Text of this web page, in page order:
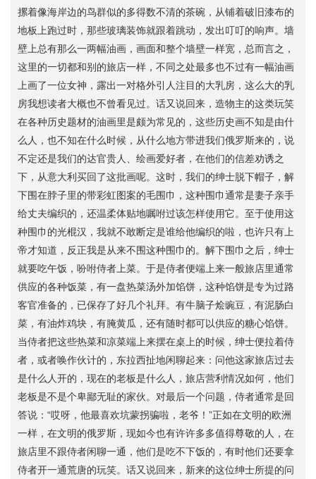
摞着像海岸边的鸟群似的多得数不清的茶碗，从铺着破旧漆布的
地板上跑过时，那些玻璃装饰就跟着跳动，发出叮叮的响声。墙
壁上总有那么一两幅油画，画面和整个墙壁一样宽，总而言之，
这里的一切都和别的旅店一样，不同之处最多也不过有一幅油画
上画了一位女神，露出一对格外引人注目的大乳房，这么大的乳
房我想读者大概也不曾看见过。话又说回来，造物主的这类玩笑
在各种历史题材的油画里是颇为常见的，这些历史画不知是由什
么人，也不知在什么时候，从什么地方带进我们俄罗斯来的，说
不定还是我们的达官贵人、绘画爱好者，在他们的信差劝诱之
下，从意大利买回了这批画呢。这时，我们的绅士脱下帽子，解
下围在脖子里的带彩虹图案的毛围巾，这种围巾通常是妻子亲手
给丈夫编织的，还温柔体贴地嘱咐过该怎样使用它。至于使用这
种围巾的光棍汉，我就不敢断定是谁给他编织的啦，也许只有上
帝才知道，反正我是从来不围这种围巾的。解下围巾之后，绅士
就要吃午饭，吩咐侍者上菜。于是侍者便端上来一般旅店里通常
供应的各种饭菜，有一盘热菜汤外加馅饼，这种馅饼是专为过路
客官准备的，已保存了好几个礼拜。有牛脑子烩豌豆，有泥肠白
菜，有油炸鸡块，有腌黄瓜，还有随时都可以供应的糖心馅饼。
当侍者把这些热菜和凉菜端上来摆在桌上的时候，绅士便拉着侍
者，或者唤作伙计的，东拉西扯地闲聊起来：问他这家旅店过去
是什么人开的，现在的老板是什么人，旅店营利情况如何，他们
老板是不是个卑鄙无耻的家伙。对最后一个问题，侍者通常是回
答说：“哎呀，他最喜欢坑蒙拐骗啦，老爷！”正如在文明的欧洲
一样，在文明的俄罗斯，现如今也有许许多多值得尊敬的人，在
旅店里不跟侍者闲聊一通，他们是吃不下饭的，有时他们还要拿
侍者开一通荒唐的玩笑。话又说回来，新来的这位绅士所提的问